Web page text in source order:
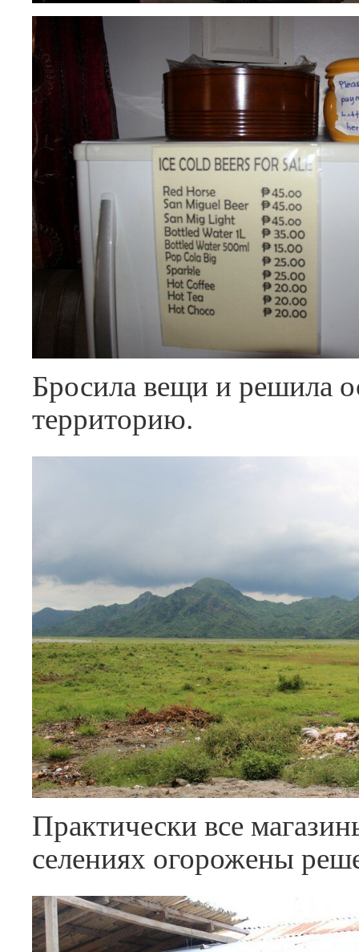
Бросила вещи и решила
территорию.
Практически все
селениях огорожены